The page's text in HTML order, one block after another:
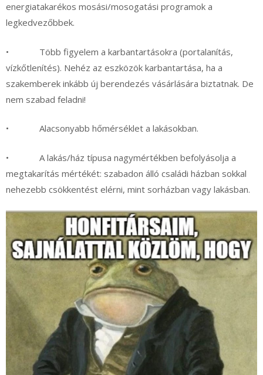
energiatakarékos mosási/mosogatási programok a
legkedvezőbbek.
• Több figyelem a karbantartásokra (portalanítás,
vízkőtlenítés). Nehéz az eszközök karbantartása, ha a
szakemberek inkább új berendezés vásárlására biztatnak. De
nem szabad feladni!
• Alacsonyabb hőmérséklet a lakásokban.
• A lakás/ház típusa nagymértékben befolyásolja a
megtakarítás mértékét: szabadon álló családi házban sokkal
nehezebb csökkentést elérni, mint sorházban vagy lakásban.